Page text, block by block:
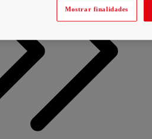
Mostrar finalidades